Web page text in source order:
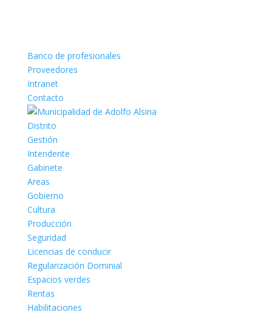
Banco de profesionales
Proveedores
Intranet
Contacto
Distrito
Gestión
Intendente
Gabinete
Areas
Gobierno
Cultura
Producción
Seguridad
Licencias de conducir
Regularización Dominial
Espacios verdes
Rentas
Habilitaciones